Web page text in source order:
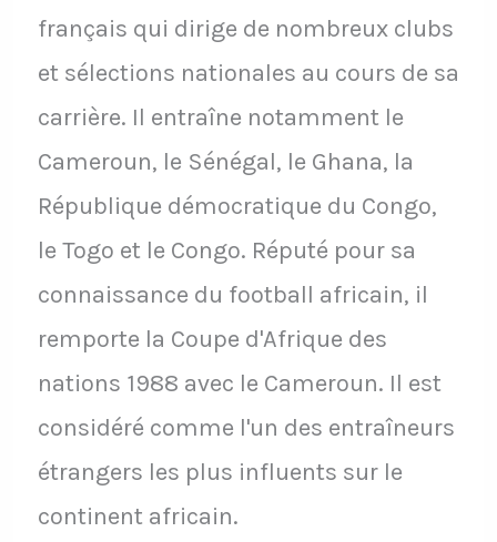
français qui dirige de nombreux clubs
et sélections nationales au cours de sa
carrière. Il entraîne notamment le
Cameroun, le Sénégal, le Ghana, la
République démocratique du Congo,
le Togo et le Congo. Réputé pour sa
connaissance du football africain, il
remporte la Coupe d'Afrique des
nations 1988 avec le Cameroun. Il est
considéré comme l'un des entraîneurs
étrangers les plus influents sur le
continent africain.